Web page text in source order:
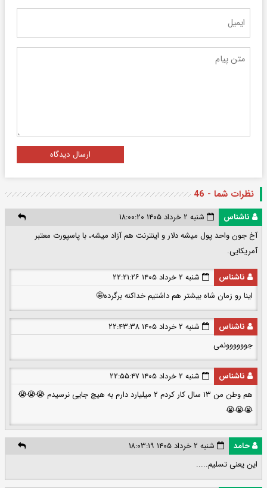
ارسال دیدگاه
نظرات شما - 46
ناشناس
شنبه ۲ خرداد ۱۴۰۵ ۱۸:۰۰:۲۰
آخ جون واحد پول میشه دلار و اینترنت هم آزاد میشه، با پاسپورت معتبر
آمریکایی.
ناشناس
شنبه ۲ خرداد ۱۴۰۵ ۲۲:۲۱:۲۶
اینا رو زمان شاه بیشتر هم داشتیم خداکنه برگرده🤩
ناشناس
شنبه ۲ خرداد ۱۴۰۵ ۲۲:۴۳:۳۸
جوووووونمی
ناشناس
شنبه ۲ خرداد ۱۴۰۵ ۲۲:۵۵:۴۷
هم وطن من ۱۳ سال کار کردم ۲ میلیارد دارم به هیچ جایی نرسیدم 😭😭😭
😭😭😭
حامد
شنبه ۲ خرداد ۱۴۰۵ ۱۸:۰۳:۱۹
این یعنی تسلیم.....